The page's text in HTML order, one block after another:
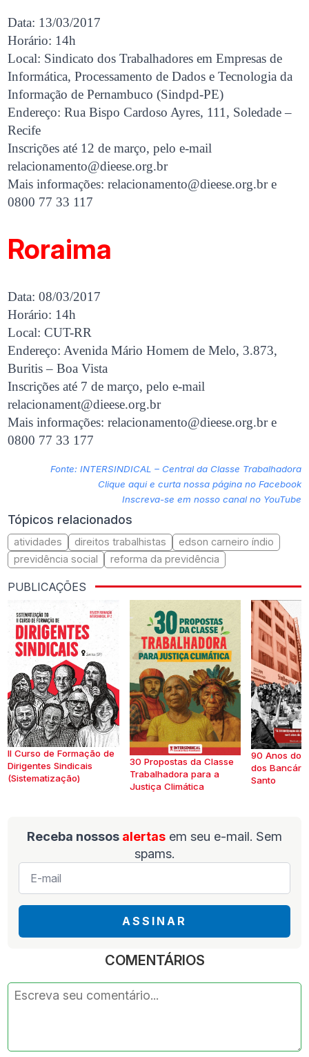
Data: 13/03/2017
Horário: 14h
Local: Sindicato dos Trabalhadores em Empresas de
Informática, Processamento de Dados e Tecnologia da
Informação de Pernambuco (Sindpd-PE)
Endereço: Rua Bispo Cardoso Ayres, 111, Soledade –
Recife
Inscrições até 12 de março, pelo e-mail
relacionamento@dieese.org.br
Mais informações:relacionamento@dieese.org.bre
0800 77 33 117
Roraima
Data: 08/03/2017
Horário: 14h
Local: CUT-RR
Endereço: Avenida Mário Homem de Melo, 3.873,
Buritis – Boa Vista
Inscrições até 7 de março, pelo e-mail
relacionament@dieese.org.br
Mais informações:relacionamento@dieese.org.bre
0800 77 33 177
Fonte: INTERSINDICAL – Central da Classe Trabalhadora
Clique aqui e curta nossa página no Facebook
Inscreva-se em nosso canal no YouTube
Tópicos relacionados
atividades direitos trabalhistas
edson carneiro índio
previdência social
reforma da previdência
PUBLICAÇÕES
II Curso de Formação de
Dirigentes Sindicais
(Sistematização)
30 Propostas da Classe
Trabalhadora para a
Justiça Climática
90 Anos do
dos
Santo
Receba nossos alertas em seu e-mail. Sem
spams.
E-
mail
ASSINAR
COMENTÁRIOS